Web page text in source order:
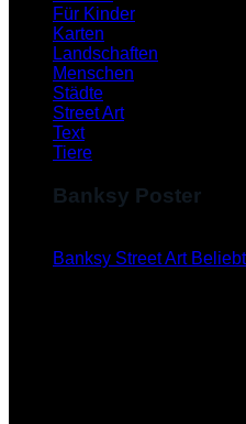
Für Kinder
Karten
Landschaften
Menschen
Städte
Street Art
Text
Tiere
Banksy Poster
Banksy Street Art